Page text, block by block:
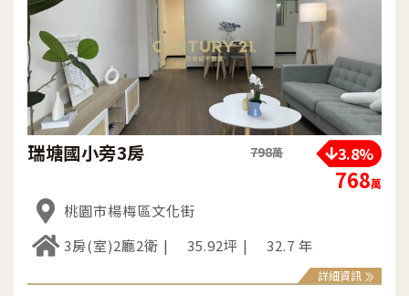
瑞塘國小旁3房 798萬 3.8%
768萬
桃園市楊梅區文化街
3房(室)2廳2衛
35.92坪 32.7 年
詳細資訊